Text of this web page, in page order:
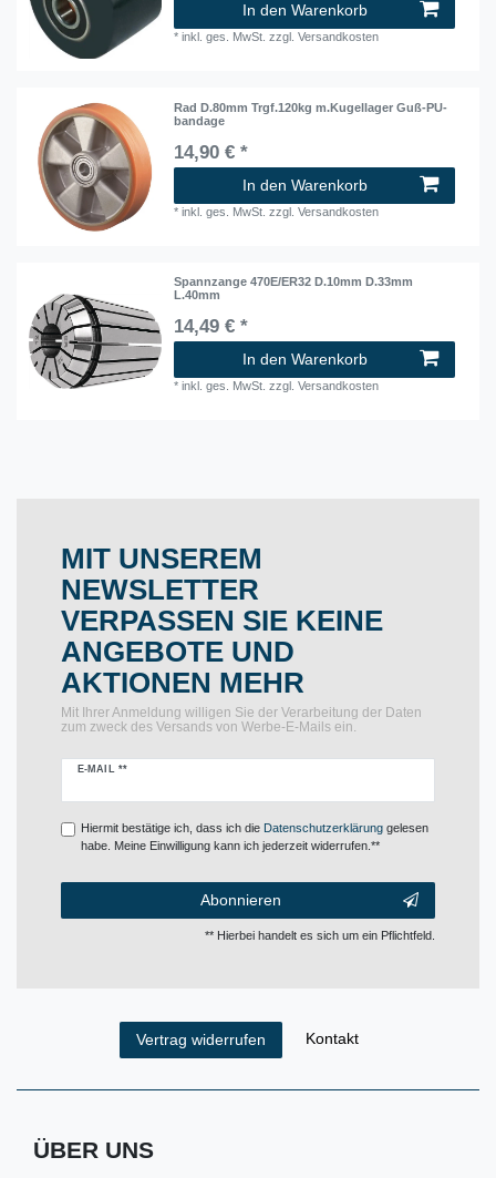
In den Warenkorb
*inkl. ges. MwSt. zzgl.Versandkosten
Rad D.80mm Trgf.120kg m.Kugellager Guß-PU-
bandage
14,90 € *
In den Warenkorb
*inkl. ges. MwSt. zzgl.Versandkosten
Spannzange 470E/ER32 D.10mm D.33mm
L.40mm
14,49 € *
In den Warenkorb
*inkl. ges. MwSt. zzgl.Versandkosten
MIT UNSEREM
NEWSLETTER
VERPASSEN SIE KEINE
ANGEBOTE UND
AKTIONEN MEHR
Mit Ihrer Anmeldung willigen Sie der Verarbeitung der Daten
zum zweck des Versands von Werbe-E-Mails ein.
E-MAIL **
Newsletter
Hiermit bestätige ich, dass ich die Daten­schutz­erklärunggelesen
habe. Meine Einwilligung kann ich jederzeit widerrufen.**
Abonnieren
** Hierbei handelt es sich um ein Pflichtfeld.
Vertrag widerrufen Kontakt
ÜBER UNS